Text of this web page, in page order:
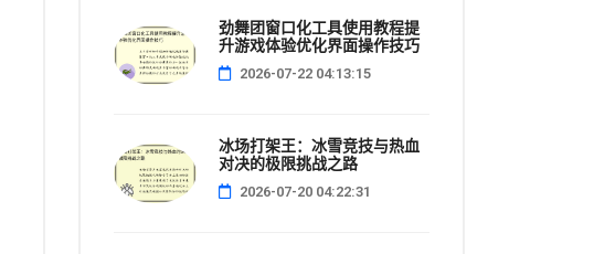
劲舞团窗口化工具使用教程提
升游戏体验优化界面操作技巧
2026-07-22 04:13:15
冰场打架王：冰雪竞技与热血
对决的极限挑战之路
2026-07-20 04:22:31